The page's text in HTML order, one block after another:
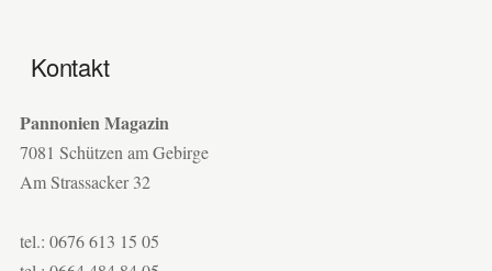
Kontakt
Pannonien Magazin
7081 Schützen am Gebirge
Am Strassacker 32
tel.: 0676 613 15 05